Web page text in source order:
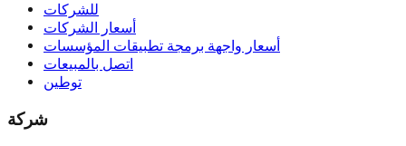
للشركات
أسعار الشركات
أسعار واجهة برمجة تطبيقات المؤسسات
اتصل بالمبيعات
توطين
شركة